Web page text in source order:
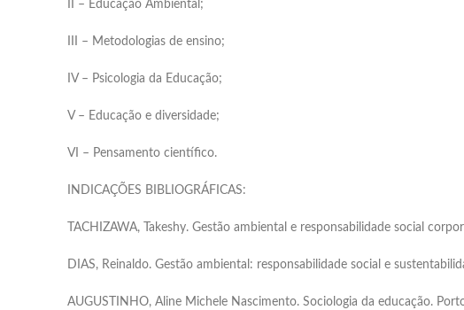
II – Educação Ambiental;
III – Metodologias de ensino;
IV – Psicologia da Educação;
V – Educação e diversidade;
VI – Pensamento científico.
INDICAÇÕES BIBLIOGRÁFICAS:
TACHIZAWA, Takeshy. Gestão ambiental e responsabilidade social
DIAS, Reinaldo. Gestão ambiental: responsabilidade social e
AUGUSTINHO, Aline Michele Nascimento. Sociologia da educação.